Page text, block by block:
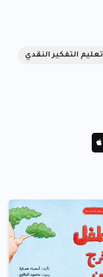
تعليم التفكير النقدي